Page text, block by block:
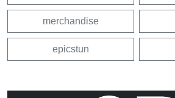
merchandise
epicstun